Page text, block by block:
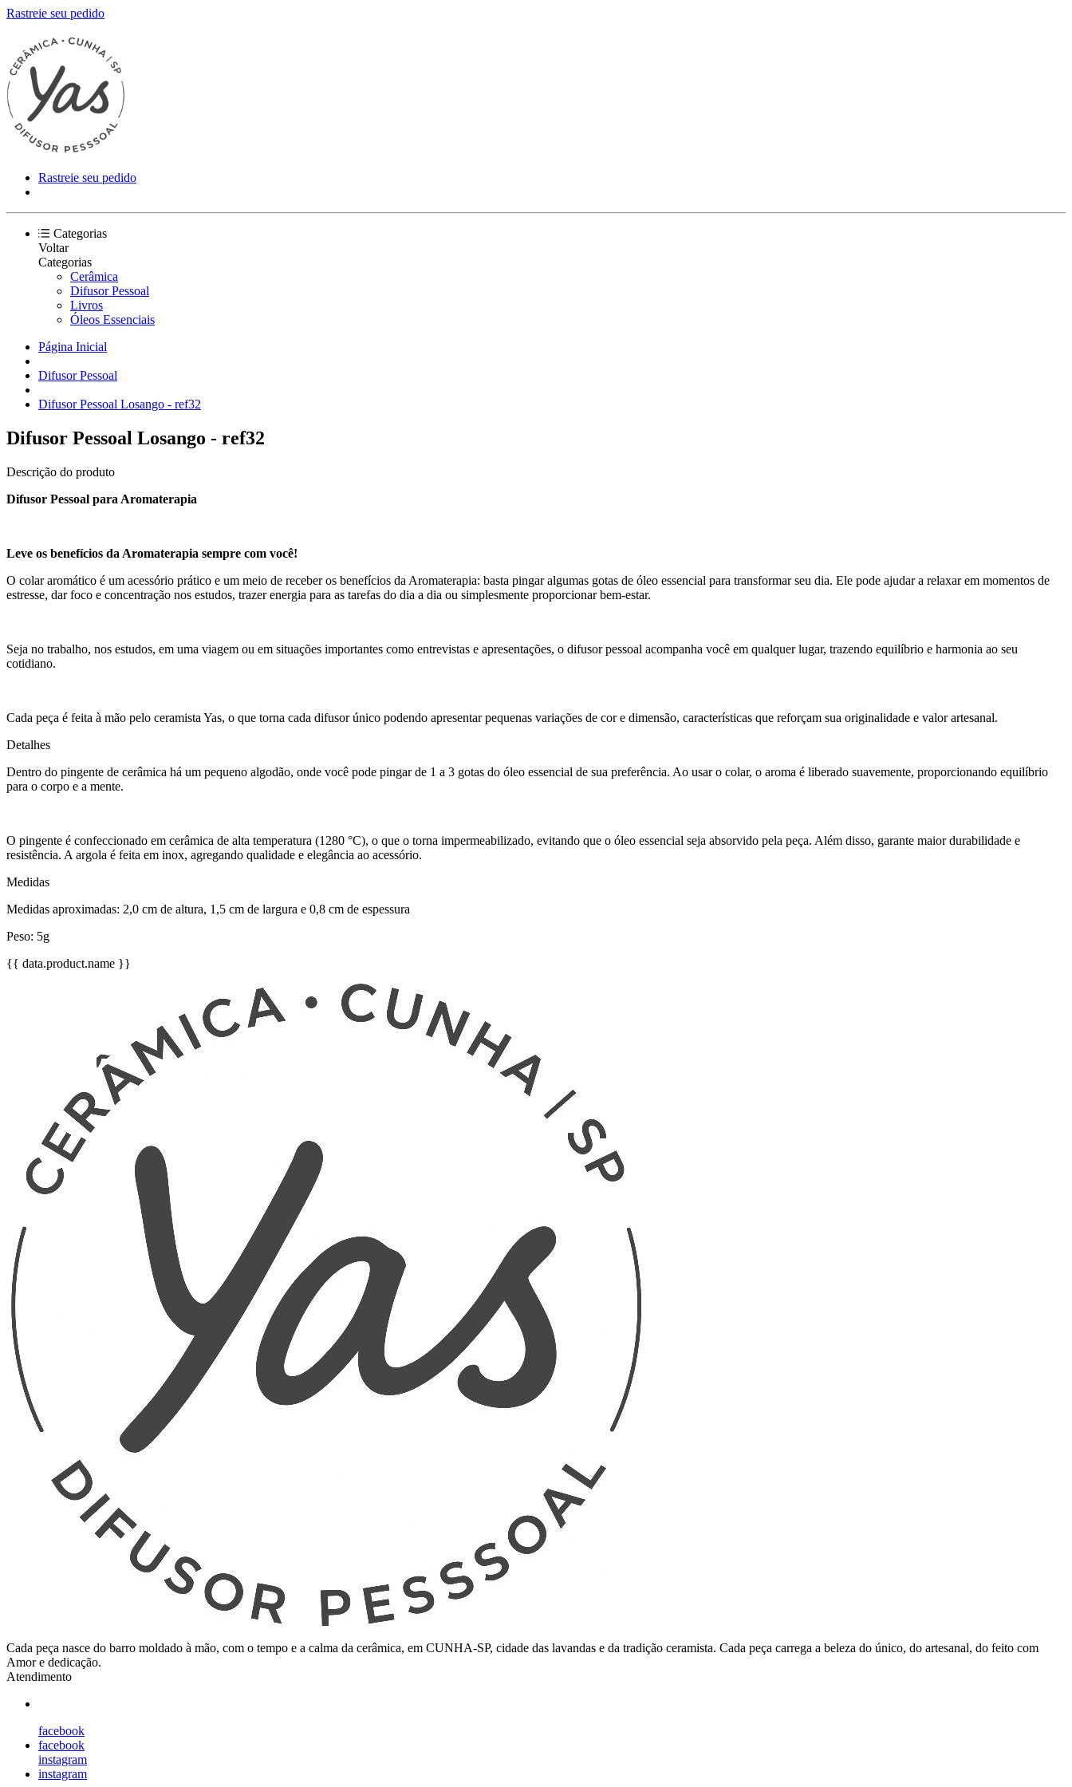
Rastreie seu pedido
Rastreie seu pedido
Categorias
Voltar
Categorias
Cerâmica
Difusor Pessoal
Livros
Óleos Essenciais
Página Inicial
Difusor Pessoal
Difusor Pessoal Losango - ref32
Difusor Pessoal Losango - ref32
Descrição do produto
Difusor Pessoal para Aromaterapia
Leve os benefícios da Aromaterapia sempre com você!
O colar aromático é um acessório prático e um meio de receber os benefícios da Aromaterapia: basta pingar algumas gotas de óleo essencial para transformar seu dia. Ele pode ajudar a relaxar em momentos de
estresse, dar foco e concentração nos estudos, trazer energia para as tarefas do dia a dia ou simplesmente proporcionar bem-estar.
Seja no trabalho, nos estudos, em uma viagem ou em situações importantes como entrevistas e apresentações, o difusor pessoal acompanha você em qualquer lugar, trazendo equilíbrio e harmonia ao seu
cotidiano.
Cada peça é feita à mão pelo ceramista Yas, o que torna cada difusor único podendo apresentar pequenas variações de cor e dimensão, características que reforçam sua originalidade e valor artesanal.
Detalhes
Dentro do pingente de cerâmica há um pequeno algodão, onde você pode pingar de 1 a 3 gotas do óleo essencial de sua preferência. Ao usar o colar, o aroma é liberado suavemente, proporcionando equilíbrio
para o corpo e a mente.
O pingente é confeccionado em cerâmica de alta temperatura (1280 °C), o que o torna impermeabilizado, evitando que o óleo essencial seja absorvido pela peça. Além disso, garante maior durabilidade e
resistência. A argola é feita em inox, agregando qualidade e elegância ao acessório.
Medidas
Medidas aproximadas: 2,0 cm de altura, 1,5 cm de largura e 0,8 cm de espessura
Peso: 5g
{{ data.product.name }}
Cada peça nasce do barro moldado à mão, com o tempo e a calma da cerâmica, em CUNHA-SP, cidade das lavandas e da tradição ceramista. Cada peça carrega a beleza do único, do artesanal, do feito com
Amor e dedicação.
Atendimento
facebook
facebook
instagram
instagram